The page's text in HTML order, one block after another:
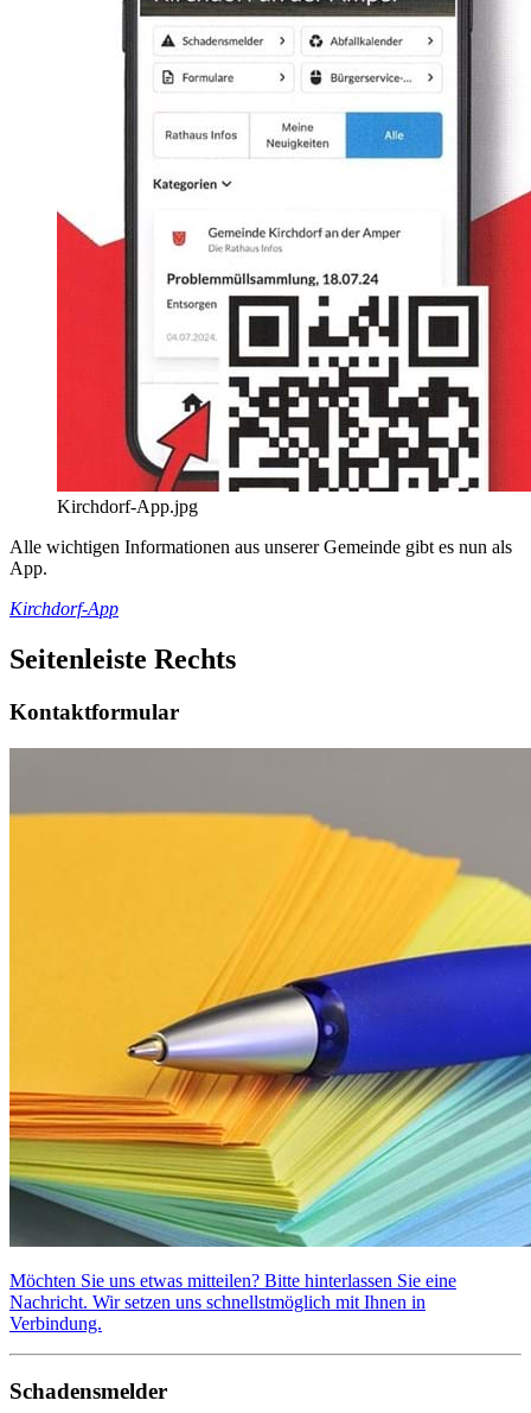
Kirchdorf-App.jpg
Alle wichtigen Informationen aus unserer Gemeinde gibt es nun als
App.
Kirchdorf-App
Seitenleiste Rechts
Kontaktformular
Möchten Sie uns etwas mitteilen? Bitte hinterlassen Sie eine
Nachricht. Wir setzen uns schnellstmöglich mit Ihnen in
Verbindung.
Schadensmelder